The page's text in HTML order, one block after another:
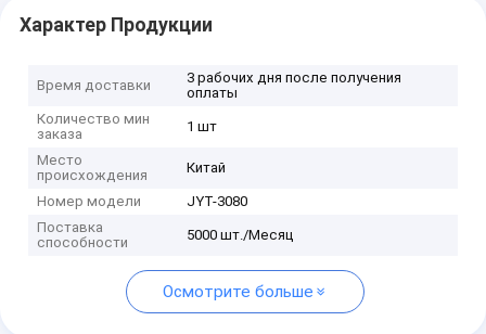
Характер Продукции
Время доставки
3 рабочих дня после получения
оплаты
Количество мин
заказа
1 шт
Место
происхождения
Китай
Номер модели
JYT-3080
Поставка
способности
5000 шт./Месяц
Осмотрите больше